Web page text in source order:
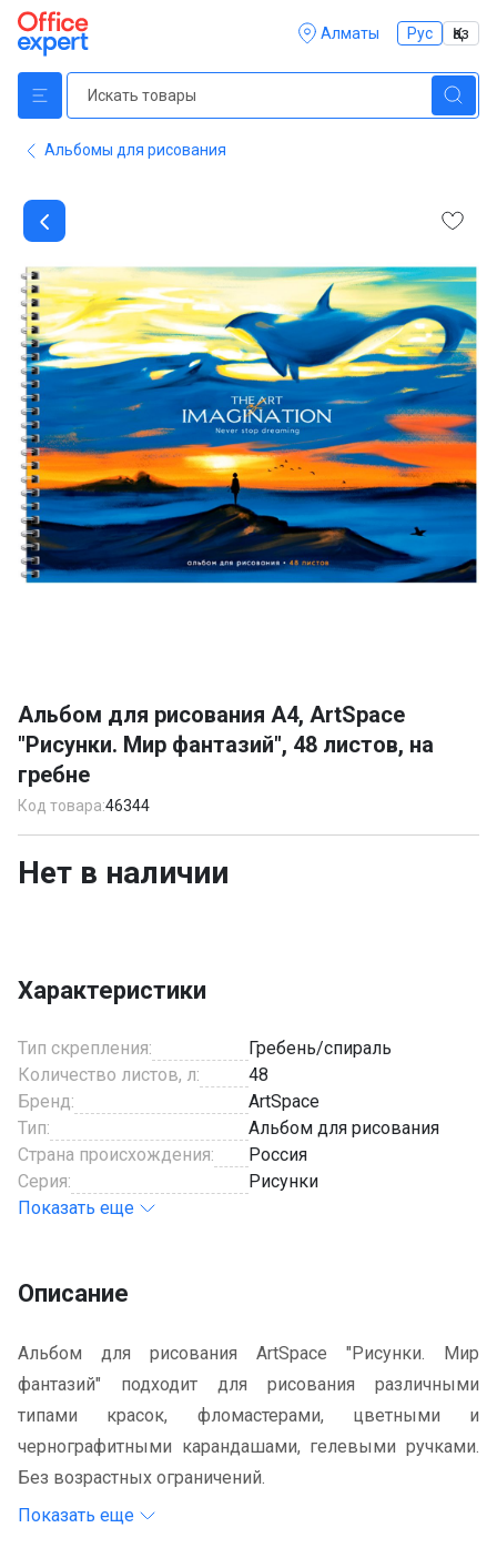
Алматы Рус Қаз
Альбомы для рисования
of
1
Альбом для рисования А4, ArtSpace
"Рисунки. Мир фантазий", 48 листов, на
гребне
Код товара:46344
Нет в наличии
Характеристики
Тип скрепления:
Гребень/спираль
Количество листов, л:
48
Бренд:
ArtSpace
Тип:
Альбом для рисования
Страна происхождения:
Россия
Серия:
Рисунки
Показать еще
Описание
Альбом для рисования ArtSpace "Рисунки. Мир
фантазий" подходит для рисования различными
типами красок, фломастерами, цветными и
чернографитными карандашами, гелевыми ручками.
Без возрастных ограничений.
Показать еще